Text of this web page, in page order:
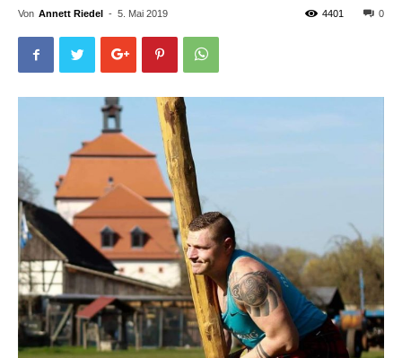
Von Annett Riedel - 5. Mai 2019 0
4401